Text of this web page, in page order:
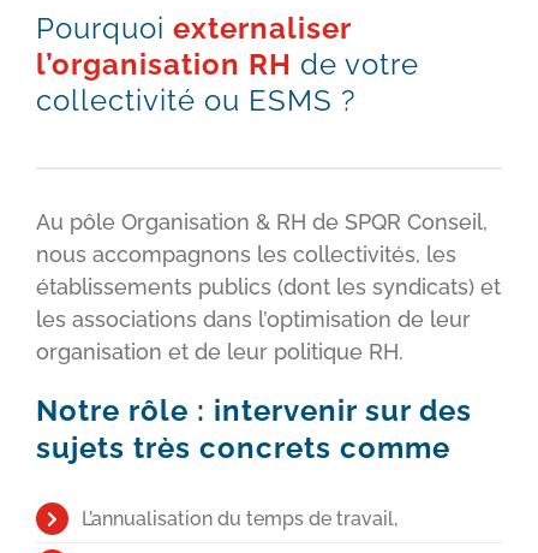
Pourquoi externaliser
l’organisation RH de votre
collectivité ou ESMS ?
Au pôle Organisation & RH de SPQR Conseil,
nous accompagnons les collectivités, les
établissements publics (dont les syndicats) et
les associations dans l’optimisation de leur
organisation et de leur politique RH.
Notre rôle : intervenir sur des
sujets très concrets comme
L’annualisation du temps de travail,